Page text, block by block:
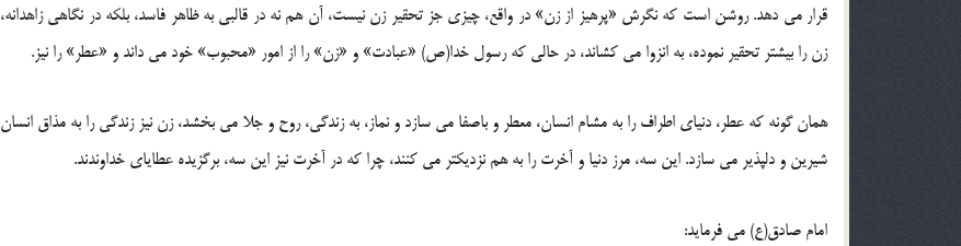
قرار می دهد. روشن است که نگرش «پرهیز از زن» در واقع، چیزی جز تحقیر زن نیست، آن هم نه در قالبی به ظاهر فاسد، بلکه در نگاهی زاهدانه،
زن را بیشتر تحقیر نموده، به انزوا می کشاند، در حالی که رسول خدا(ص) «عبادت» و «زن» را از امور «محبوب» خود می داند و «عطر» را نیز.
همان گونه که عطر، دنیای اطراف را به مشام انسان، معطر و باصفا می سازد و نماز، به زندگی، روح و جلا می بخشد، زن نیز زندگی را به مذاق انسان
شیرین و دلپذیر می سازد. این سه، مرز دنیا و آخرت را به هم نزدیکتر می کنند، چرا که در آخرت نیز این سه، برگزیده عطایای خداوندند.
امام صادق(ع) می فرماید: